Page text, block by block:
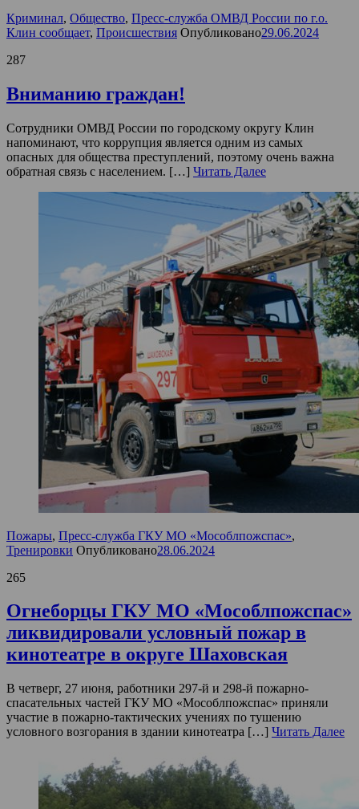
Криминал, Общество, Пресс-служба ОМВД России по г.о.
Клин сообщает, Происшествия Опубликовано29.06.2024
287
Вниманию граждан!
Сотрудники ОМВД России по городскому округу Клин
напоминают, что коррупция является одним из самых
опасных для общества преступлений, поэтому очень важна
обратная связь с населением. […] Читать Далее
Пожары, Пресс-служба ГКУ МО «Мособлпожспас»,
Тренировки Опубликовано28.06.2024
265
Огнеборцы ГКУ МО «Мособлпожспас»
ликвидировали условный пожар в
кинотеатре в округе Шаховская
В четверг, 27 июня, работники 297-й и 298-й пожарно-
спасательных частей ГКУ МО «Мособлпожспас» приняли
участие в пожарно-тактических учениях по тушению
условного возгорания в здании кинотеатра […] Читать Далее